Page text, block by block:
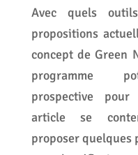
Avec quels
propositions
concept de Green
programme
prospective
article se
proposer quelques